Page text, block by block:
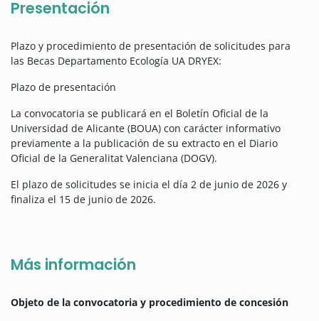
Presentación
Plazo y procedimiento de presentación de solicitudes para
las Becas Departamento Ecología UA DRYEX:
Plazo de presentación
La convocatoria se publicará en el Boletín Oficial de la
Universidad de Alicante (BOUA) con carácter informativo
previamente a la publicación de su extracto en el Diario
Oficial de la Generalitat Valenciana (DOGV).
El plazo de solicitudes se inicia el día 2 de junio de 2026 y
finaliza el 15 de junio de 2026.
Más información
Objeto de la convocatoria y procedimiento de concesión